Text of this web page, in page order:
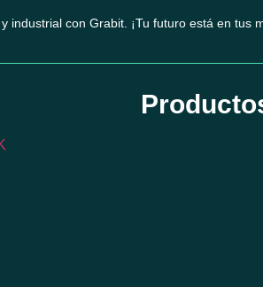
industrial con Grabit. ¡Tu futuro está en tus